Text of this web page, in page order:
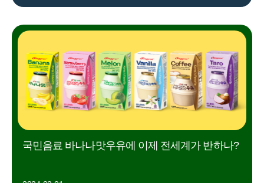
자주 묻는 질문에서 먼저 확인하세요.
빙그레
국민음료 바나나맛우유에 이제 전세계가 반하나?